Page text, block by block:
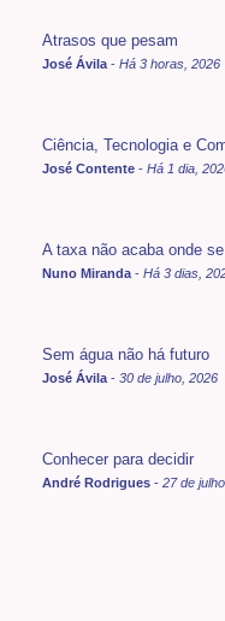
Atrasos que pesam
José Ávila - Há 3 horas, 2026
Ciência, Tecnologia e
José Contente - Há 1 dia,
A taxa não acaba onde
Nuno Miranda - Há 3 dias,
Sem água não há futuro
José Ávila - 30 de julho, 2026
Conhecer para decidir
André Rodrigues - 27 de